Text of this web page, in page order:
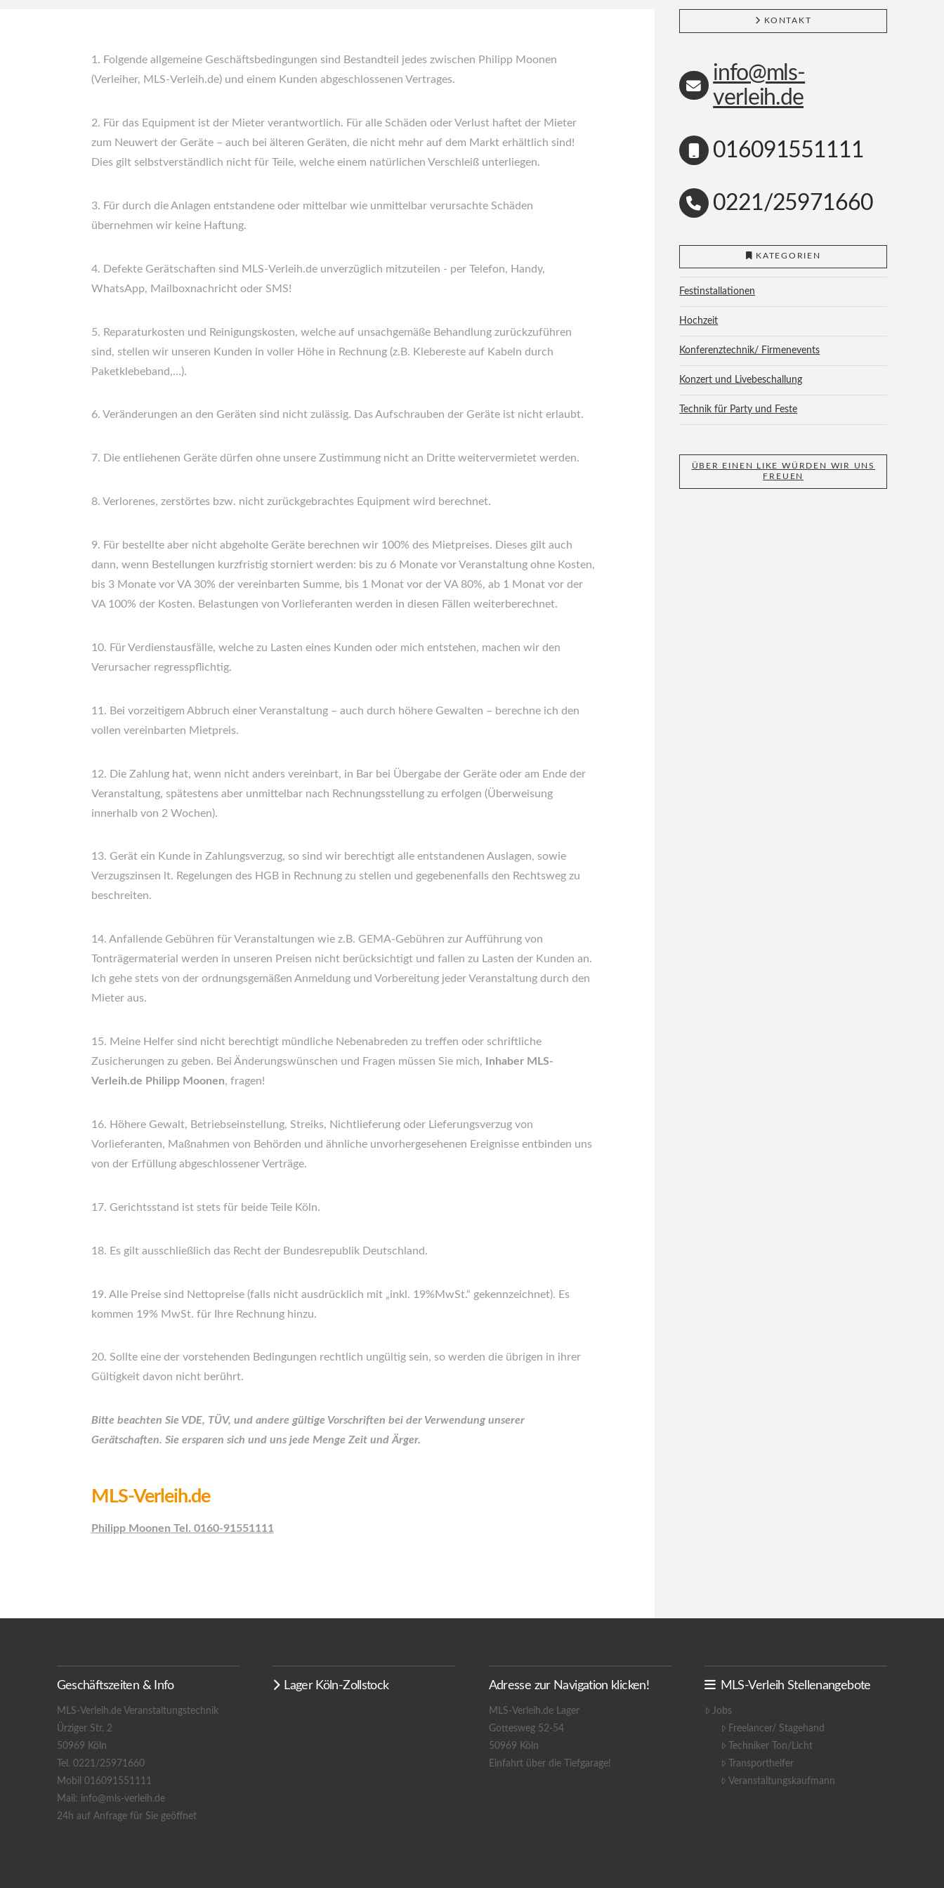
1. Folgende allgemeine Geschäftsbedingungen sind Bestandteil jedes zwischen Philipp Moonen
(Verleiher, MLS-Verleih.de) und einem Kunden abgeschlossenen Vertrages.
2. Für das Equipment ist der Mieter verantwortlich. Für alle Schäden oder Verlust haftet der Mieter
zum Neuwert der Geräte – auch bei älteren Geräten, die nicht mehr auf dem Markt erhältlich sind!
Dies gilt selbstverständlich nicht für Teile, welche einem natürlichen Verschleiß unterliegen.
3. Für durch die Anlagen entstandene oder mittelbar wie unmittelbar verursachte Schäden
übernehmen wir keine Haftung.
4. Defekte Gerätschaften sind MLS-Verleih.de unverzüglich mitzuteilen - per Telefon, Handy,
WhatsApp, Mailboxnachricht oder SMS!
5. Reparaturkosten und Reinigungskosten, welche auf unsachgemäße Behandlung zurückzuführen
sind, stellen wir unseren Kunden in voller Höhe in Rechnung (z.B. Klebereste auf Kabeln durch
Paketklebeband,…).
6. Veränderungen an den Geräten sind nicht zulässig. Das Aufschrauben der Geräte ist nicht erlaubt.
7. Die entliehenen Geräte dürfen ohne unsere Zustimmung nicht an Dritte weitervermietet werden.
8. Verlorenes, zerstörtes bzw. nicht zurückgebrachtes Equipment wird berechnet.
9. Für bestellte aber nicht abgeholte Geräte berechnen wir 100% des Mietpreises. Dieses gilt auch
dann, wenn Bestellungen kurzfristig storniert werden: bis zu 6 Monate vor Veranstaltung ohne Kosten,
bis 3 Monate vor VA 30% der vereinbarten Summe, bis 1 Monat vor der VA 80%, ab 1 Monat vor der
VA 100% der Kosten. Belastungen von Vorlieferanten werden in diesen Fällen weiterberechnet.
10. Für Verdienstausfälle, welche zu Lasten eines Kunden oder mich entstehen, machen wir den
Verursacher regresspflichtig.
11. Bei vorzeitigem Abbruch einer Veranstaltung – auch durch höhere Gewalten – berechne ich den
vollen vereinbarten Mietpreis.
12. Die Zahlung hat, wenn nicht anders vereinbart, in Bar bei Übergabe der Geräte oder am Ende der
Veranstaltung, spätestens aber unmittelbar nach Rechnungsstellung zu erfolgen (Überweisung
innerhalb von 2 Wochen).
13. Gerät ein Kunde in Zahlungsverzug, so sind wir berechtigt alle entstandenen Auslagen, sowie
Verzugszinsen lt. Regelungen des HGB in Rechnung zu stellen und gegebenenfalls den Rechtsweg zu
beschreiten.
14. Anfallende Gebühren für Veranstaltungen wie z.B. GEMA-Gebühren zur Aufführung von
Tonträgermaterial werden in unseren Preisen nicht berücksichtigt und fallen zu Lasten der Kunden an.
Ich gehe stets von der ordnungsgemäßen Anmeldung und Vorbereitung jeder Veranstaltung durch den
Mieter aus.
15. Meine Helfer sind nicht berechtigt mündliche Nebenabreden zu treffen oder schriftliche
Zusicherungen zu geben. Bei Änderungswünschen und Fragen müssen Sie mich,
Inhaber MLS-
Verleih.de Philipp Moonen, fragen!
16. Höhere Gewalt, Betriebseinstellung, Streiks, Nichtlieferung oder Lieferungsverzug von
Vorlieferanten, Maßnahmen von Behörden und ähnliche unvorhergesehenen Ereignisse entbinden uns
von der Erfüllung abgeschlossener Verträge.
17. Gerichtsstand ist stets für beide Teile Köln.
18. Es gilt ausschließlich das Recht der Bundesrepublik Deutschland.
19. Alle Preise sind Nettopreise (falls nicht ausdrücklich mit „inkl. 19%MwSt.“ gekennzeichnet). Es
kommen 19% MwSt. für Ihre Rechnung hinzu.
20. Sollte eine der vorstehenden Bedingungen rechtlich ungültig sein, so werden die übrigen in ihrer
Gültigkeit davon nicht berührt.
Bitte beachten Sie VDE, TÜV, und andere gültige Vorschriften bei der Verwendung unserer
Gerätschaften. Sie ersparen sich und uns jede Menge Zeit und Ärger.
MLS-Verleih.de
Philipp Moonen Tel. 0160-91551111
KONTAKT
info@mls-
verleih.de
016091551111
0221/25971660
KATEGORIEN
Festinstallationen
Hochzeit
Konferenztechnik/ Firmenevents
Konzert und Livebeschallung
Technik für Party und Feste
ÜBER EINEN LIKE WÜRDEN WIR UNS
FREUEN
Geschäftszeiten & Info
MLS-Verleih.de Veranstaltungstechnik
Ürziger Str. 2
50969 Köln
Tel. 0221/25971660
Mobil 016091551111
Mail: info@mls-verleih.de
24h auf Anfrage für Sie geöffnet
Lager Köln-Zollstock Adresse zur Navigation klicken!
MLS-Verleih.de Lager
Gottesweg 52-54
50969 Köln
Einfahrt über die Tiefgarage!
MLS-Verleih Stellenangebote
Jobs
Freelancer/ Stagehand
Techniker Ton/Licht
Transporthelfer
Veranstaltungskaufmann